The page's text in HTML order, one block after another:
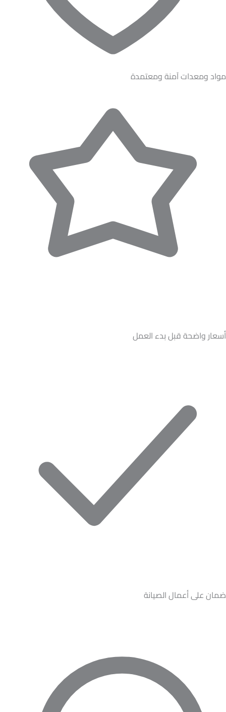
مواد ومعدات آمنة ومعتمدة
أسعار واضحة قبل بدء العمل
ضمان على أعمال الصيانة